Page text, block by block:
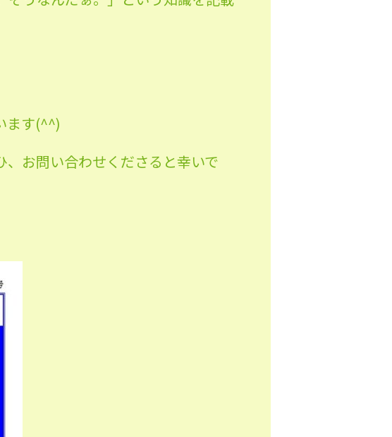
ます(^^)
お問い合わせくださると幸いで